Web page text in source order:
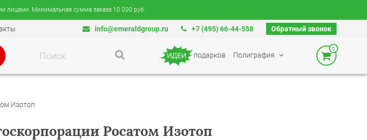
лицами. Минимальная сумма заказа 10 000 руб.
info@emeraldgroup.ru +7 (495) 66-44-558 Обратный звонок
подарков Полиграфия
0
Изотоп
Росатом Изотоп